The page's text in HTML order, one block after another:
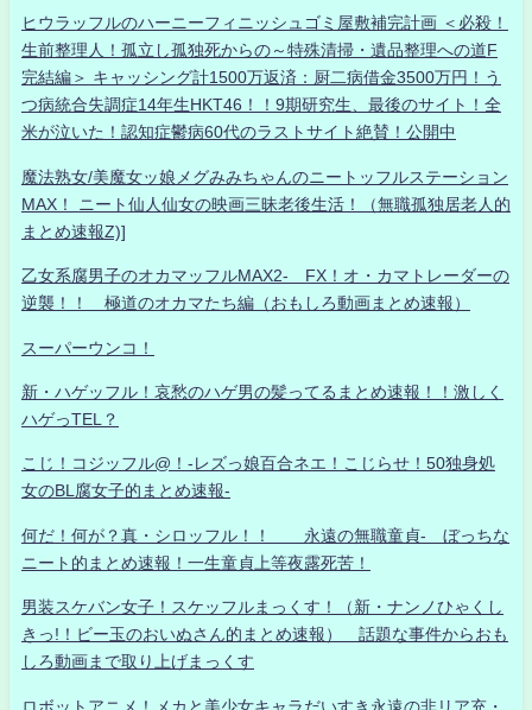
ヒウラッフルのハーニーフィニッシュゴミ屋敷補完計画 ＜必殺！
生前整理人！孤立し孤独死からの～特殊清掃・遺品整理への道F
完結編＞ キャッシング計1500万返済：厨二病借金3500万円！う
つ病統合失調症14年生HKT46！！9期研究生、最後のサイト！全
米が泣いた！認知症鬱病60代のラストサイト絶賛！公開中
魔法熟女/美魔女ッ娘メグみみちゃんのニートッフルステーション
MAX！ ニート仙人仙女の映画三昧老後生活！（無職孤独居老人的
まとめ速報Z)]
乙女系腐男子のオカマッフルMAX2- FX！オ・カマトレーダーの
逆襲！！ 極道のオカマたち編（おもしろ動画まとめ速報）
スーパーウンコ！
新・ハゲッフル！哀愁のハゲ男の髪ってるまとめ速報！！激しく
ハゲっTEL？
こじ！コジッフル@！-レズっ娘百合ネエ！こじらせ！50独身処
女のBL腐女子的まとめ速報-
何だ！何が？真・シロッフル！！ 永遠の無職童貞- ぼっちな
ニート的まとめ速報！一生童貞上等夜露死苦！
男装スケバン女子！スケッフルまっくす！（新・ナンノひゃくし
きっ!！ビー玉のおいぬさん的まとめ速報） 話題な事件からおも
しろ動画まで取り上げまっくす
ロボットアニメ！メカと美少女キャラだいすき永遠の非リア充・